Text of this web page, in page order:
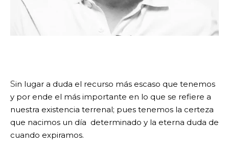
Sin lugar a duda el recurso más escaso que tenemos
y por ende el más importante en lo que se refiere a
nuestra existencia terrenal; pues tenemos la certeza
que nacimos un día  determinado y la eterna duda de
cuando expiramos.